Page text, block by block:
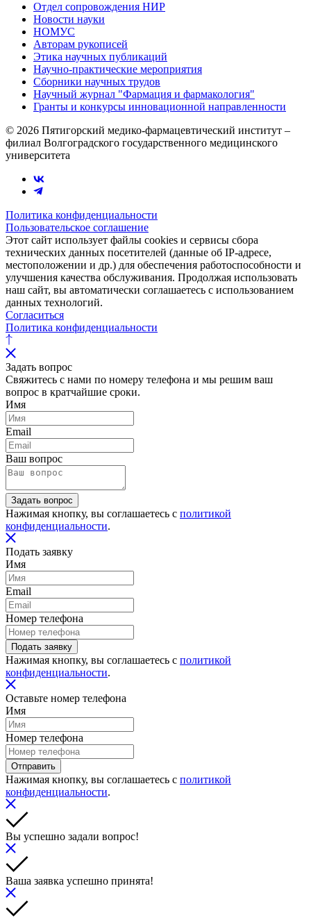
Отдел сопровождения НИР
Новости науки
НОМУС
Авторам рукописей
Этика научных публикаций
Научно-практические мероприятия
Сборники научных трудов
Научный журнал "Фармация и фармакология"
Гранты и конкурсы инновационной направленности
© 2026 Пятигорский медико-фармацевтический институт –
филиал Волгоградского государственного медицинского
университета
Политика конфиденциальности
Пользовательское соглашение
Этот сайт использует файлы cookies и сервисы сбора
технических данных посетителей (данные об IP-адресе,
местоположении и др.) для обеспечения работоспособности и
улучшения качества обслуживания. Продолжая использовать
наш сайт, вы автоматически соглашаетесь с использованием
данных технологий.
Согласиться
Политика конфиденциальности
Задать вопрос
Свяжитесь с нами по номеру телефона и мы решим ваш
вопрос в кратчайшие сроки.
Имя
Email
Ваш вопрос
Задать вопрос
Нажимая кнопку, вы соглашаетесь с политикой
конфиденциальности.
Подать заявку
Имя
Email
Номер телефона
Подать заявку
Нажимая кнопку, вы соглашаетесь с политикой
конфиденциальности.
Оставьте номер телефона
Имя
Номер телефона
Отправить
Нажимая кнопку, вы соглашаетесь с политикой
конфиденциальности.
Вы успешно задали вопрос!
Ваша заявка успешно принята!